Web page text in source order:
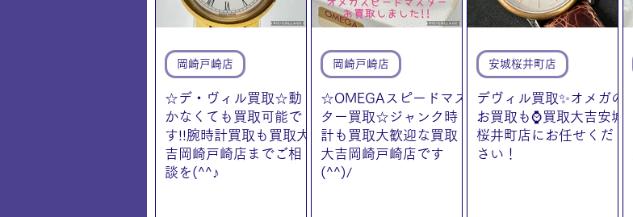
☆デ・ヴィル買取☆動
かなくても買取可能で
す!!腕時計買取も買取大
吉岡崎戸崎店までご相
談を(^^♪
岡崎戸崎店
☆OMEGAスピードマス
ター買取☆ジャンク時
計も買取大歓迎な買取
大吉岡崎戸崎店です
(^^)/
岡崎戸崎店
デヴィル買取✨オメガの
お買取も⌚買取大吉安城
桜井町店にお任せくだ
さい！
安城桜井町店